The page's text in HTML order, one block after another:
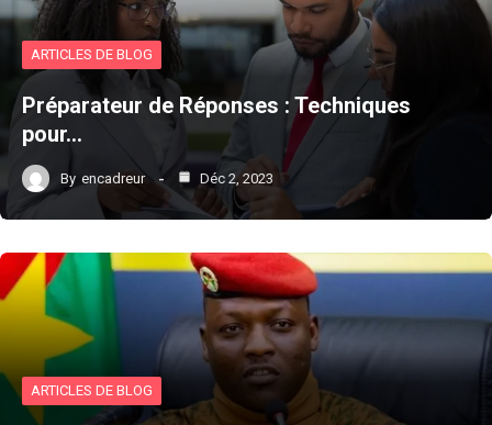
ARTICLES DE BLOG
Préparateur de Réponses : Techniques
pour…
By encadreur Déc 2, 2023
ARTICLES DE BLOG